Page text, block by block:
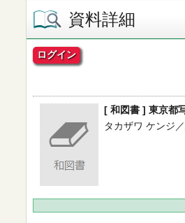
資料詳細
ログイン
[ 和図書 ] 東京都
タカザワ ケンジ